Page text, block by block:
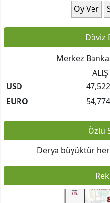
Bahçelievler / İSTANBULDöviz
Merkez
ALIŞ
USD
EURO
Özlü
Derya büyüktür